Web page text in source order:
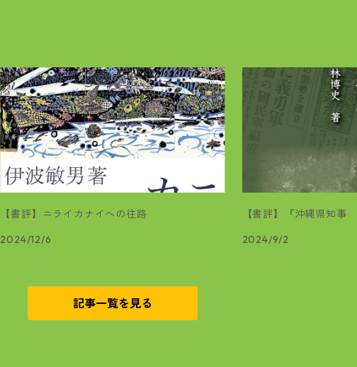
【書評】ニライカナイへの往路
2024/12/6
【書評】『沖縄県知事
2024/9/2
記事一覧を見る